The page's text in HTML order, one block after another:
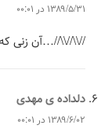
۱۳۸۹/۵/۳۱ در ۰۰:۰۱
//\\//\\//…آن زنی
دلداده ی مهدی
۱۳۸۹/۶/۰۲ در ۰۰:۰۱